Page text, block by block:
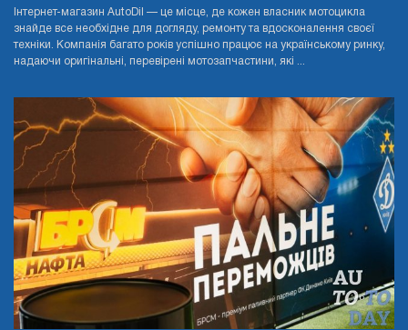
Інтернет-магазин AutoDil — це місце, де кожен власник мотоцикла
знайде все необхідне для догляду, ремонту та вдосконалення своєї
техніки. Компанія багато років успішно працює на українському ринку,
надаючи оригінальні, перевірені мотозапчастини, які ...